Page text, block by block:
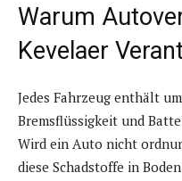
Warum
Kevelaer
Jedes Fahrzeug enthält
Bremsflüssigkeit und
Wird ein Auto nicht
diese Schadstoffe in